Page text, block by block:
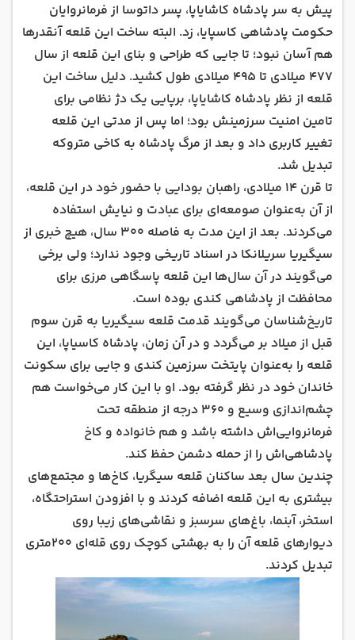
پیش به سر پادشاه کاشایاپا، پسر داتوسا از فرمانروایان
حکومت پادشاهی کاسپایا، زد. البته ساخت این قلعه آنقدرها
هم آسان نبود؛ تا جایی که طراحی و بنای این قلعه از سال
477 میلادی تا 495 میلادی طول کشید. دلیل ساخت این
قلعه از نظر پادشاه کاشایاپا، برپایی یک دژ نظامی برای
تامین امنیت سرزمینش بود؛ اما پس از مدتی این قلعه
تغییر کاربری داد و بعد از مرگ پادشاه به کاخی متروکه
تبدیل شد.
تا قرن 14 میلادی، راهبان بودایی با حضور خود در این قلعه،
از آن به‌عنوان صومعه‌ای برای عبادت و نیایش استفاده
می‌کردند. بعد از این مدت به فاصله 300 سال، هیچ خبری از
سیگیریا سریلانکا در اسناد تاریخی وجود ندارد؛ ولی برخی
می‌گویند در آن سال‌ها این قلعه پاسگاهی مرزی برای
محافظت از پادشاهی کندی بوده است.
تاریخ‌شناسان می‌گویند قدمت قلعه سیگیریا به قرن سوم
قبل از میلاد بر می‌گردد و در آن زمان، پادشاه کاسیاپا، این
قلعه را به‌عنوان پایتخت سرزمین کندی و جایی برای سکونت
خاندان خود در نظر گرفته بود. او با این کار می‌خواست هم
چشم‌اندازی وسیع و 360 درجه از منطقه تحت
فرمانروایی‌اش داشته باشد و هم خانواده و کاخ
پادشاهی‌اش را از حمله دشمن حفظ کند.
چندین سال بعد ساکنان قلعه سیگریا، کاخ‌ها و مجتمع‌های
بیشتری به این قلعه اضافه کردند و با افزودن استراحتگا‌ه،
استخر، آبنما‌، باغ‌های سرسبز و نقاشی‌های زیبا روی
دیوارهای قلعه آن را به بهشتی کوچک روی قله‌ای 200متری
تبدیل کردند.